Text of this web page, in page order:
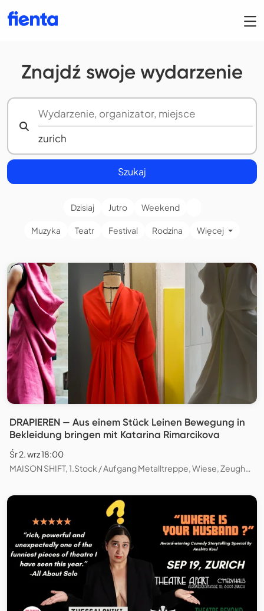
Znajdź swoje wydarzenie
Szukaj
Dzisiaj Jutro Weekend
Muzyka Teatr Festival Rodzina Więcej
DRAPIEREN — Aus einem Stück Leinen Bewegung in
Bekleidung bringen mit Katarina Rimarcikova
Śr 2. wrz 18:00
MAISON SHIFT, 1.Stock / Aufgang Metalltreppe, Wiese, Zeughausstrasse, Zürich, Schweiz